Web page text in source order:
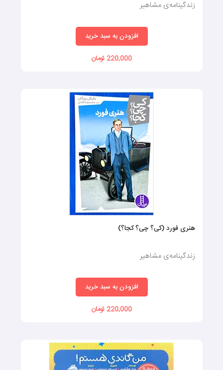
زندگینامه‌ی مشاهیر
افزودن به سبد خرید
220,000 تومان
هنری فورد (کی؟ چی؟ کجا؟)
زندگینامه‌ی مشاهیر
افزودن به سبد خرید
220,000 تومان